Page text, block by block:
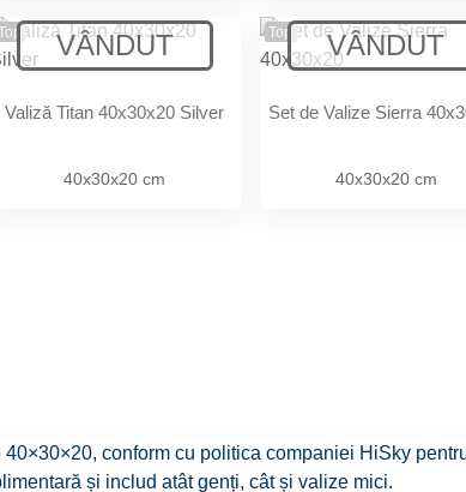
Valiză Titan 40x30x20 Silver
40x30x20 cm
Top
Set de Valize Sierra
40x30x20 cm
40×30×20, conform cu politica companiei HiSky
și includ atâtgenți, cât șivalize mici.